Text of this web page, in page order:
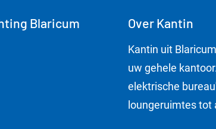
Blaricum Over Kantin
Kantin uit
uw gehele
elektrische
loungeruimtes tot